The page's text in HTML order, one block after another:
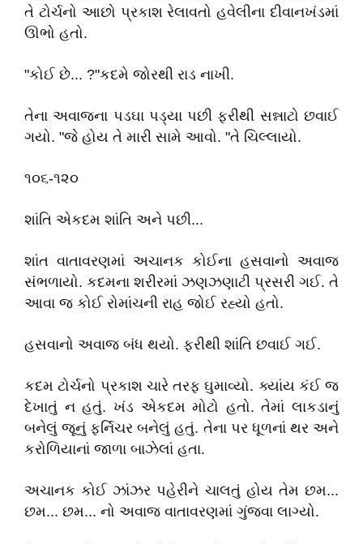
તે ટોર્ચનો આછો પ્રકાશ રેલાવતો હવેલીના દીવાનખંડમાં
ઊભો હતો.
"કોઈ છે... ?"કદમે જોરથી રાડ નાખી.
તેના અવાજના પડઘા પડ્યા પછી ફરીથી સન્નાટો છવાઈ
ગયો. "જે હોય તે મારી સામે આવો. "તે ચિલ્લાયો.
૧૦૬-૧૨૦
શાંતિ એકદમ શાંતિ અને પછી...
શાંત વાતાવરણમાં અચાનક કોઈના હસવાનો અવાજ
સંભળાયો. કદમના શરીરમાં ઝણઝણાટી પ્રસરી ગઈ. તે
આવા જ કોઈ રોમાંચની રાહ જોઈ રહ્યો હતો.
હસવાનો અવાજ બંધ થયો. ફરીથી શાંતિ છવાઈ ગઈ.
કદમ ટોર્ચનો પ્રકાશ ચારે તરફ ઘુમાવ્યો. ક્યાંય કંઈ જ
દેખાતું ન હતું. ખંડ એકદમ મોટો હતો. તેમાં લાકડાનું
બનેલું જૂનું ફર્નિચર બનેલું હતું. તેના પર ધૂળનાં થર અને
કરોળિયાનાં જાળા બાઝેલાં હતા.
અચાનક કોઈ ઝાંઝર પહેરીને ચાલતું હોય તેમ છમ...
છમ... છમ... નો અવાજ વાતાવરણમાં ગુંજવા લાગ્યો.